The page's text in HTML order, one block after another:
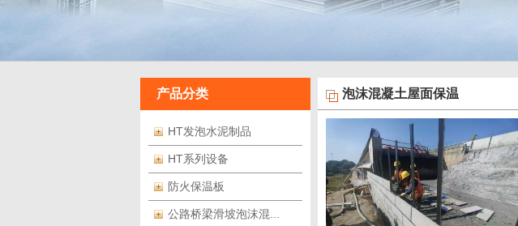
泡沫混凝土屋面保温
产品分类
HT发泡水泥制品
HT系列设备
防火保温板
公路桥梁滑坡泡沫混...